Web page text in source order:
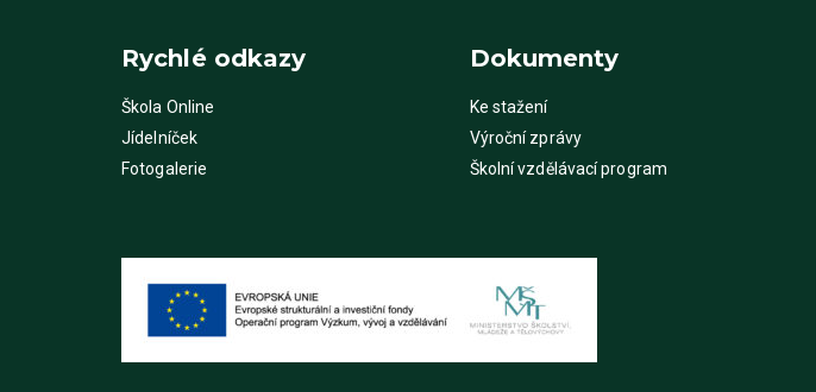
Rychlé odkazy
Škola Online
Jídelníček
Fotogalerie
Dokumenty
Ke stažení
Výroční zprávy
Školní vzdělávací program